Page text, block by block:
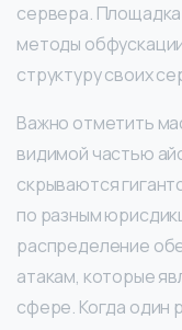
сервера.
методы
структуру своих
Важно отметить
видимой частью
скрываются
по разным
распределение
атакам, которые
сфере. Когда один